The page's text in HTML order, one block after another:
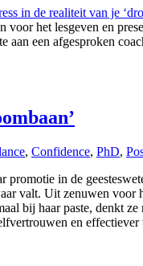
in de realiteit van je
voor het lesgeven en
aan een afgesproken
, Confidence, PhD,
in de
valt. Uit zenuwen voor
bij haar paste, denkt
en